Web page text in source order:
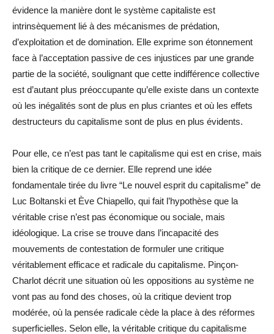
évidence la manière dont le système capitaliste est
intrinsèquement lié à des mécanismes de prédation,
d’exploitation et de domination. Elle exprime son étonnement
face à l’acceptation passive de ces injustices par une grande
partie de la société, soulignant que cette indifférence collective
est d’autant plus préoccupante qu’elle existe dans un contexte
où les inégalités sont de plus en plus criantes et où les effets
destructeurs du capitalisme sont de plus en plus évidents.
Pour elle, ce n’est pas tant le capitalisme qui est en crise, mais
bien la critique de ce dernier. Elle reprend une idée
fondamentale tirée du livre “Le nouvel esprit du capitalisme” de
Luc Boltanski et Ève Chiapello, qui fait l’hypothèse que la
véritable crise n’est pas économique ou sociale, mais
idéologique. La crise se trouve dans l’incapacité des
mouvements de contestation de formuler une critique
véritablement efficace et radicale du capitalisme. Pinçon-
Charlot décrit une situation où les oppositions au système ne
vont pas au fond des choses, où la critique devient trop
modérée, où la pensée radicale cède la place à des réformes
superficielles. Selon elle, la véritable critique du capitalisme